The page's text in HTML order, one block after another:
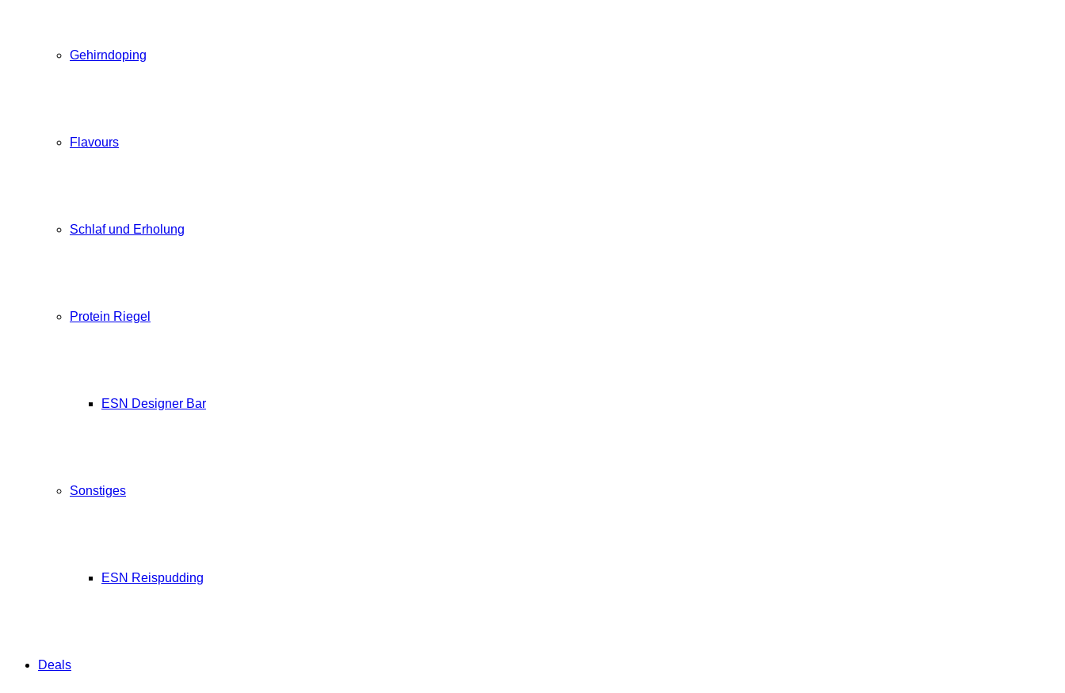
Gehirndoping
Flavours
Schlaf und Erholung
Protein Riegel
ESN Designer Bar
Sonstiges
ESN Reispudding
Deals